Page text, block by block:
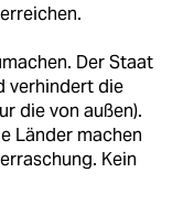
Der Staat
verhindert die
die von außen).
Länder machen
Kein